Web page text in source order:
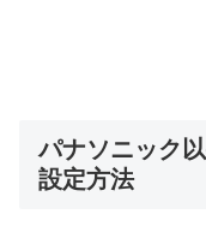
パナソニック
設定方法